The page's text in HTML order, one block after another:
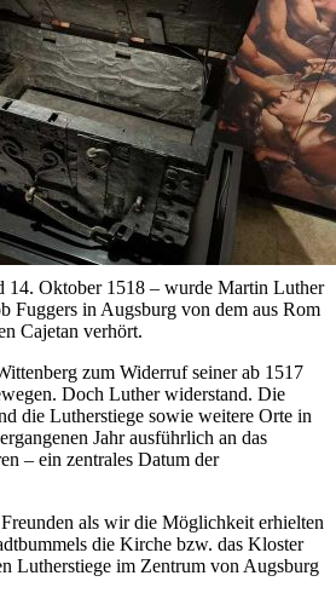
14. Oktober 1518 – wurde Martin Luther
Fuggers in Augsburg von dem aus Rom
Cajetan verhört.
zum Widerruf seiner ab 1517
Doch Luther widerstand. Die
die Lutherstiege sowie weitere Orte in
Jahr ausführlich an das
– ein zentrales Datum der
als wir die Möglichkeit erhielten
die Kirche bzw. das Kloster
Lutherstiege im Zentrum von Augsburg